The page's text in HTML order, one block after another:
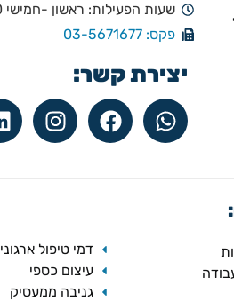
שעות הפעילות: ראשון -חמישי 9:00 - 18:00
פקס: 03-5671677
יצירת קשר:
דמי טיפול ארגוני
עיצום כספי
גניבה ממעסיק